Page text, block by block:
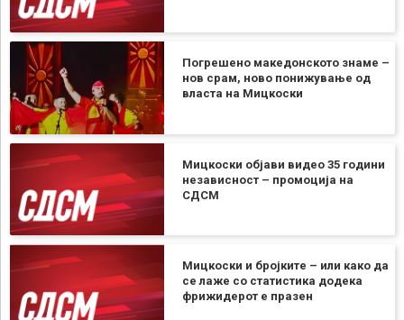
Погрешено македонското знаме –
нов срам, ново понижување од
власта на Мицкоски
Мицкоски објави видео 35 години
независност – промоција на
СДСМ
Мицкоски и бројките – или како да
се лаже со статистика додека
фрижидерот е празен